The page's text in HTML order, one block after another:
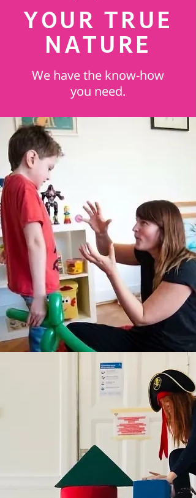
YOUR TRUE
NATURE
We have the know-how
you need.